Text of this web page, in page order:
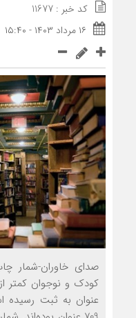
کد خبر : 11677
۱۶ مرداد ۱۴۰۳ - ۱۵:۴۰
صدای خاوران-شمار
عنوان به ثبت رسیده